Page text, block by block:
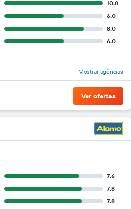
10.0
6.0
8.0
6.0
Mostrar agências
Ver ofertas
7.6
7.8
7.8